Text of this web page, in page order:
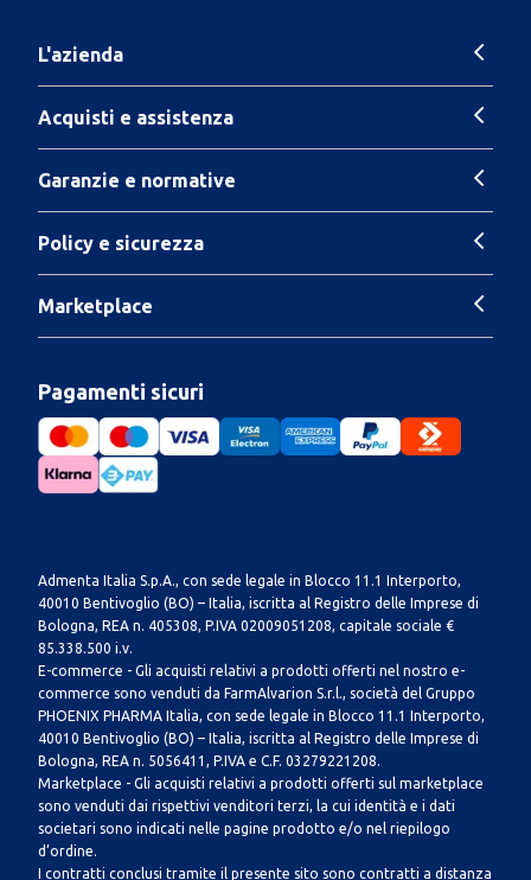
L'azienda
Acquisti e assistenza
Garanzie e normative
Policy e sicurezza
Marketplace
Pagamenti sicuri
Admenta Italia S.p.A., con sede legale in Blocco 11.1 Interporto,
40010 Bentivoglio (BO) – Italia, iscritta al Registro delle Imprese di
Bologna, REA n. 405308, P.IVA 02009051208, capitale sociale €
85.338.500 i.v.
E-commerce - Gli acquisti relativi a prodotti offerti nel nostro e-
commerce sono venduti da FarmAlvarion S.r.l., società del Gruppo
PHOENIX PHARMA Italia, con sede legale in Blocco 11.1 Interporto,
40010 Bentivoglio (BO) – Italia, iscritta al Registro delle Imprese di
Bologna, REA n. 5056411, P.IVA e C.F. 03279221208.
Marketplace - Gli acquisti relativi a prodotti offerti sul marketplace
sono venduti dai rispettivi venditori terzi, la cui identità e i dati
societari sono indicati nelle pagine prodotto e/o nel riepilogo
d’ordine.
I contratti conclusi tramite il presente sito sono contratti a distanza